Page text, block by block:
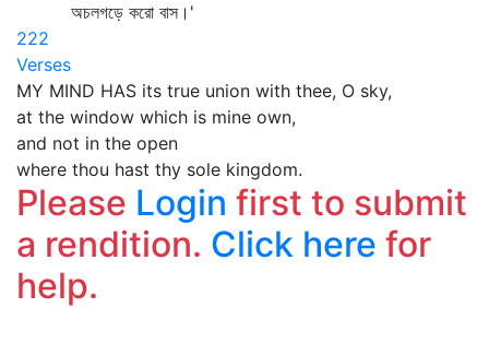
অচলগড়ে করো বাস।'
222
Verses
MY MIND HAS its true union with thee, O sky,
at the window which is mine own,
and not in the open
where thou hast thy sole kingdom.
Please Login first to submit
a rendition. Click here for
help.